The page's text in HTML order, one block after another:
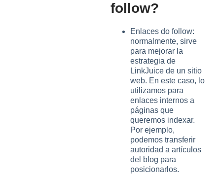
follow?
Enlaces do follow:
normalmente, sirve
para mejorar la
estrategia de
LinkJuice de un sitio
web. En este caso, lo
utilizamos para
enlaces internos a
páginas que
queremos indexar.
Por ejemplo,
podemos transferir
autoridad a artículos
del blog para
posicionarlos.